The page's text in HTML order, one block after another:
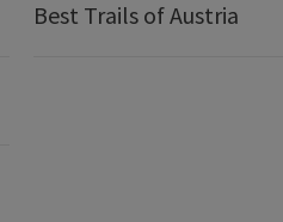
Best Trails of Austria